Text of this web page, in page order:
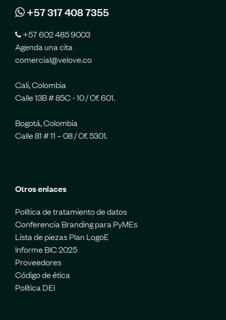
+57 317 408 7355
+57 602 485 9003
Agenda una cita
comercial@velove.co
Cali, Colombia
Calle 13B # 85C - 10 / Of. 601.
Bogotá, Colombia
Calle 81 # 11 – 08 / Of. 5301.
Otros enlaces
Política de tratamiento de datos
Conferencia Branding para PyMEs
Lista de piezas Plan LogoE
Informe BIC 2025
Proveedores
Código de ética
Política DEI